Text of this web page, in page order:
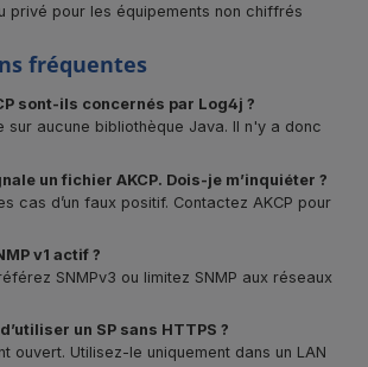
privé pour les équipements non chiffrés
fréquentes
sont-ils concernés par Log4j ?
sur aucune bibliothèque Java. Il n'y a donc
un fichier AKCP. Dois-je m’inquiéter ?
cas d’un faux positif. Contactez AKCP pour
v1 actif ?
SNMPv3 ou limitez SNMP aux réseaux
un SP sans HTTPS ?
ouvert. Utilisez-le uniquement dans un LAN